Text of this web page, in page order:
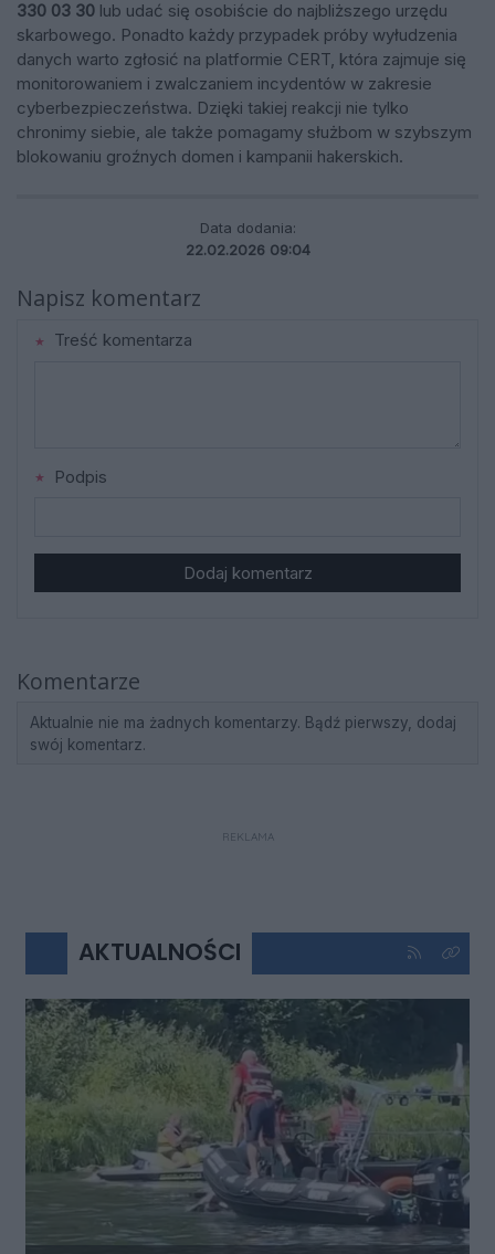
330 03 30 lub udać się osobiście do najbliższego urzędu
skarbowego. Ponadto każdy przypadek próby wyłudzenia
danych warto zgłosić na platformie CERT, która zajmuje się
monitorowaniem i zwalczaniem incydentów w zakresie
cyberbezpieczeństwa. Dzięki takiej reakcji nie tylko
chronimy siebie, ale także pomagamy służbom w szybszym
blokowaniu groźnych domen i kampanii hakerskich.
Data dodania:
22.02.2026 09:04
Napisz komentarz
Treść komentarza
Podpis
Dodaj komentarz
Komentarze
Aktualnie nie ma żadnych komentarzy. Bądź pierwszy, dodaj
swój komentarz.
REKLAMA
AKTUALNOŚCI Kliknij aby
Kliknij